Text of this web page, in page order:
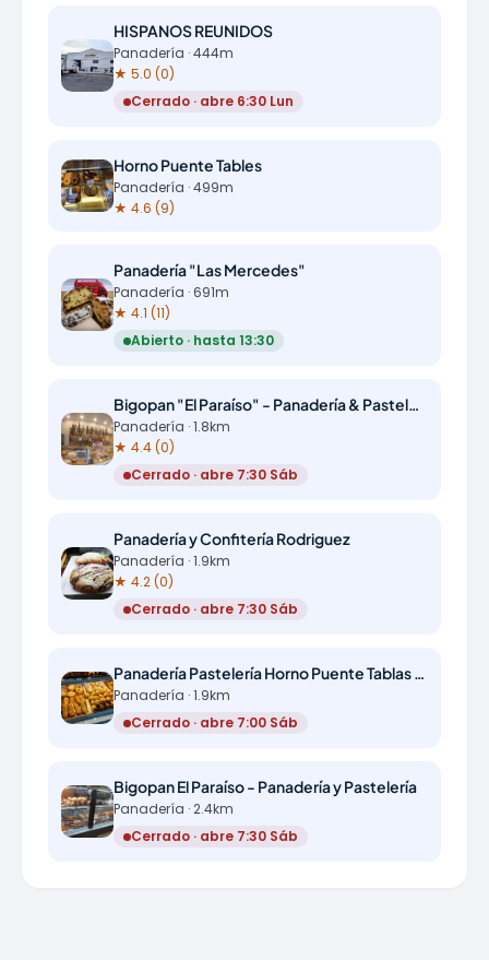
HISPANOS REUNIDOS
Panadería · 444m
★ 5.0 (0)
Cerrado · abre 6:30 Lun
Horno Puente Tables
Panadería · 499m
★ 4.6 (9)
Panadería "Las Mercedes"
Panadería · 691m
★ 4.1 (11)
Abierto · hasta 13:30
Panadería · 1.8km
★ 4.4 (0)
Cerrado · abre 7:30 Sáb
Panadería y Confitería Rodriguez
Panadería · 1.9km
★ 4.2 (0)
Cerrado · abre 7:30 Sáb
Panadería · 1.9km
Cerrado · abre 7:00 Sáb
Bigopan El Paraíso - Panadería y Pastelería
Panadería · 2.4km
Cerrado · abre 7:30 Sáb